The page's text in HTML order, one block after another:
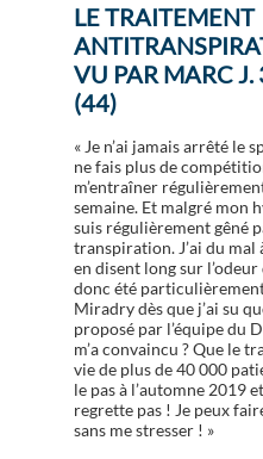
LE TRAITEMENT
VU PAR MARC
(44)
« Je n’ai jamais arrêté le
ne fais plus de
m’entraîner
semaine. Et malgré mon
suis régulièrement gêné
transpiration. J’ai du
en disent long sur l’odeur
donc été
Miradry dès que j’ai su
proposé par l’équipe du
m’a convaincu ? Que le
vie de plus de 40 000
le pas à l’automne 2019
regrette pas ! Je peux
sans me stresser ! »